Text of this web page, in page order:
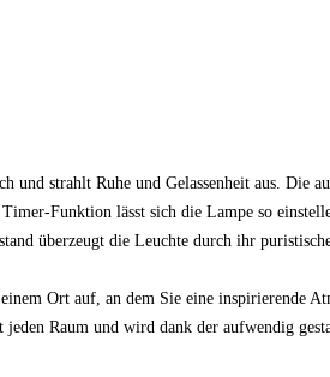
strahlt Ruhe und Gelassenheit aus. Die
Funktion lässt sich die Lampe so
überzeugt die Leuchte durch ihr
Ort auf, an dem Sie eine inspirierende
Raum und wird dank der aufwendig